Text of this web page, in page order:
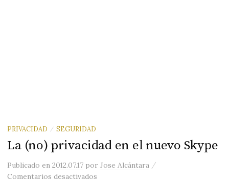
PRIVACIDAD / SEGURIDAD
La (no) privacidad en el nuevo Skype
Publicadoen2012.07.17 porJose Alcántara /
Comentarios desactivados